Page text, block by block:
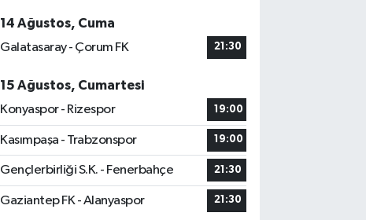
14 Ağustos, Cuma
Galatasaray - Çorum FK
21:30
15 Ağustos, Cumartesi
Konyaspor - Rizespor
19:00
Kasımpaşa - Trabzonspor 19:00
Gençlerbirliği S.K. - Fenerbahçe 21:30
Gaziantep FK - Alanyaspor 21:30